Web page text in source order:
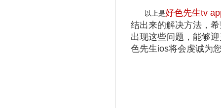
以上是好色先生tv
结出来的解决方法
出现这些问题，能够
色先生ios将会虔诚为您